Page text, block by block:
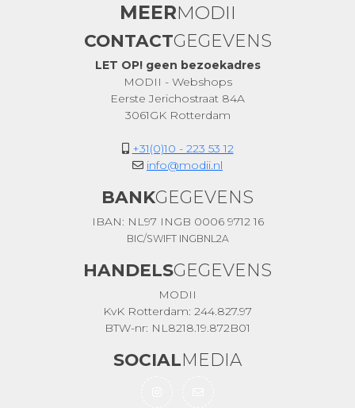
MEERMODII
CONTACTGEGEVENS
LET OP! geen bezoekadres
MODII - Webshops
Eerste Jerichostraat 84A
3061GK Rotterdam
+31(0)10 - 223 53 12
info@modii.nl
BANKGEGEVENS
IBAN: NL97 INGB 0006 9712 16
BIC/SWIFT INGBNL2A
HANDELSGEGEVENS
MODII
KvK Rotterdam: 244.827.97
BTW-nr: NL8218.19.872B01
SOCIALMEDIA